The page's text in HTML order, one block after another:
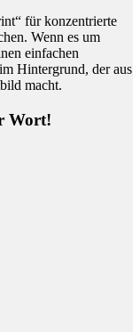
für konzentrierte
Wenn es um
einfachen
Hintergrund, der aus
macht.
Wort!